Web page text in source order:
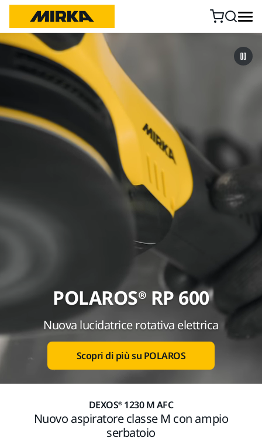
POLAROS® RP 600
Nuova lucidatrice rotativa elettrica
Scopri di più su POLAROS
DEXOS® 1230 M AFC
Nuovo aspiratore classe M con ampio
serbatoio